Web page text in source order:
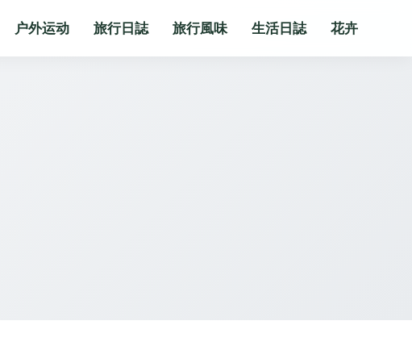
户外运动 旅行日誌 旅行風味 生活日誌 花卉